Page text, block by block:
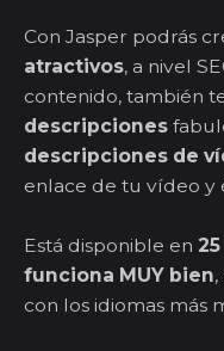
Con Jasper podrás
atractivos, a nivel
contenido, también
descripciones
descripciones de
enlace de tu vídeo y
Está disponible en
funciona MUY bien
con los idiomas más